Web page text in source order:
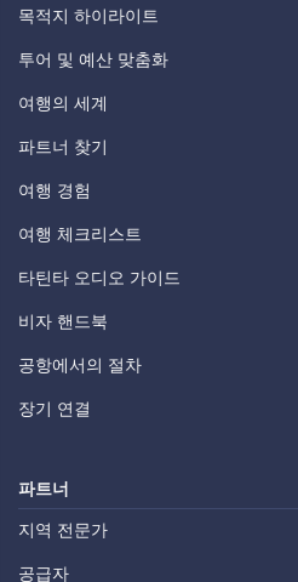
목적지 하이라이트
투어 및 예산 맞춤화
여행의 세계
파트너 찾기
여행 경험
여행 체크리스트
타틴타 오디오 가이드
비자 핸드북
공항에서의 절차
장기 연결
파트너
지역 전문가
공급자